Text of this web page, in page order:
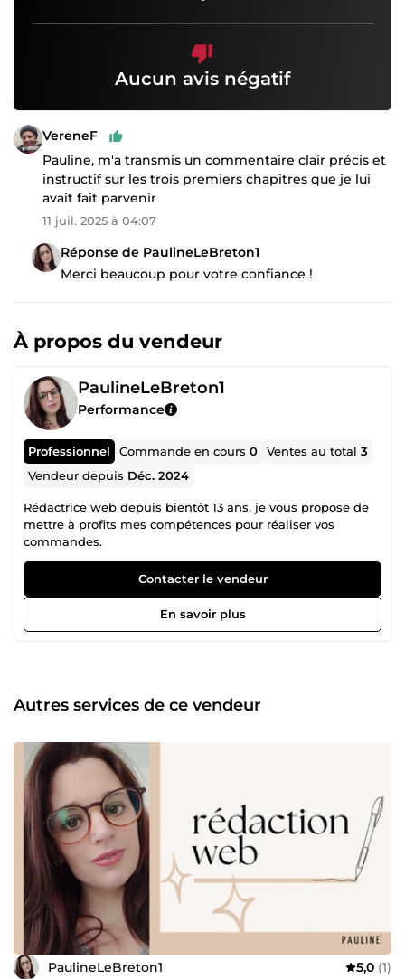
Aucun avis négatif
VereneF
Pauline, m'a transmis un commentaire clair précis et
instructif sur les trois premiers chapitres que je lui
avait fait parvenir
11 juil. 2025 à 04:07
Réponse de PaulineLeBreton1
Merci beaucoup pour votre confiance !
À propos du vendeur
PaulineLeBreton1
Performance
Professionnel Commande en cours0 Ventes au total3
Vendeur depuis Déc. 2024
Rédactrice web depuis bientôt 13 ans, je vous propose de
mettre à profits mes compétences pour réaliser vos
commandes.
Contacter le vendeur
En savoir plus
Autres services de ce vendeur
PaulineLeBreton1 5,0 (1)